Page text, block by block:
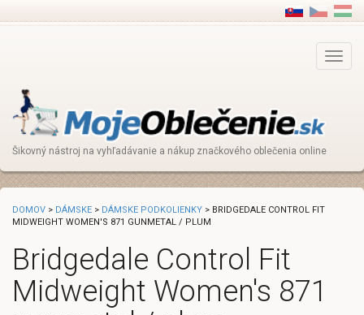
Main
Menu
Šikovný nástroj na vyhľadávanie a nákup značkového oblečenia online
DOMOV > DÁMSKE > DÁMSKE PODKOLIENKY > BRIDGEDALE CONTROL FIT
MIDWEIGHT WOMEN'S 871 GUNMETAL / PLUM
Bridgedale Control Fit
Midweight Women's 871